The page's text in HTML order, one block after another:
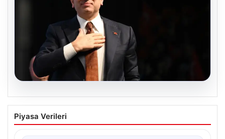
İBB Davası’nda yeni gelişme: Tahliye
kararı çıkmadı!
Piyasa Verileri